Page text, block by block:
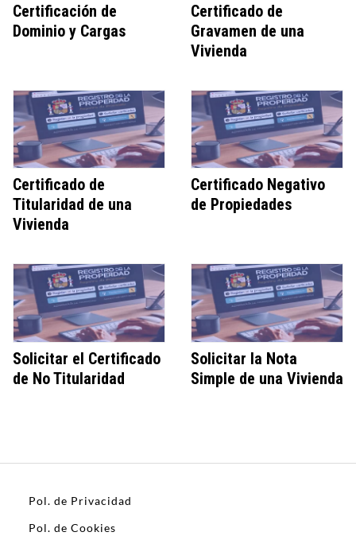
Certificación de
Dominio y Cargas
Certificado de
Gravamen de una
Vivienda
Certificado de
Titularidad de una
Vivienda
Certificado Negativo
de Propiedades
Solicitar el Certificado
de No Titularidad
Solicitar la Nota
Simple de una Vivienda
Pol. de Privacidad
Pol. de Cookies